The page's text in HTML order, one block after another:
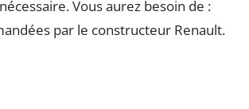
Vous aurez besoin de :
par le constructeur Renault.